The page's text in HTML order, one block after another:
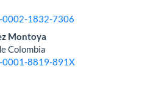
1832-7306
Montoya
Colombia
8819-891X